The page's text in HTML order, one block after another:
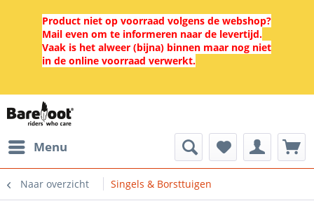
Product niet op voorraad volgens de webshop?
Mail even om te informeren naar de levertijd.
Vaak is het alweer (bijna) binnen maar nog niet
in de online voorraad verwerkt.
Menu
Naar overzicht Singels & Borsttuigen